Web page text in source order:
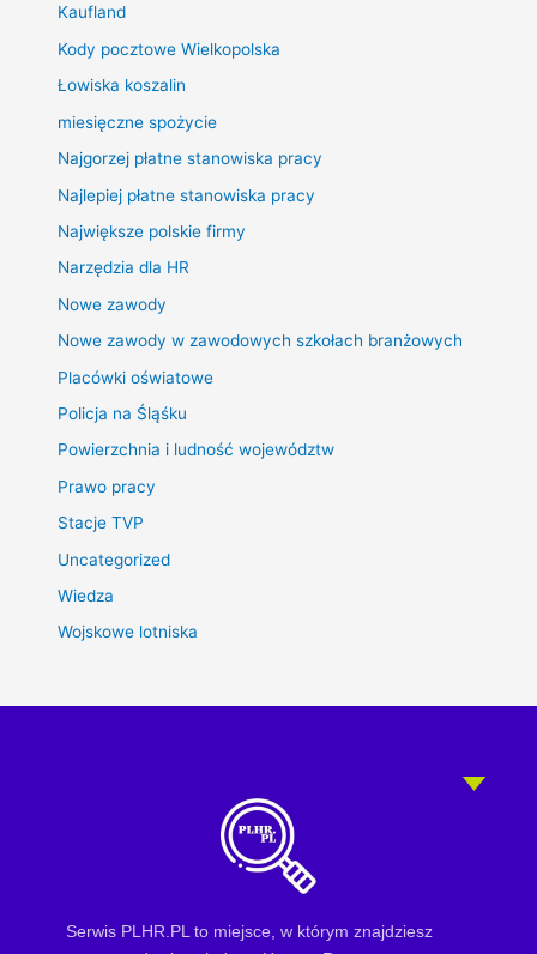
Kaufland
Kody pocztowe Wielkopolska
Łowiska koszalin
miesięczne spożycie
Najgorzej płatne stanowiska pracy
Najlepiej płatne stanowiska pracy
Największe polskie firmy
Narzędzia dla HR
Nowe zawody
Nowe zawody w zawodowych szkołach branżowych
Placówki oświatowe
Policja na Śląśku
Powierzchnia i ludność województw
Prawo pracy
Stacje TVP
Uncategorized
Wiedza
Wojskowe lotniska
Serwis PLHR.PL to miejsce, w którym znajdziesz